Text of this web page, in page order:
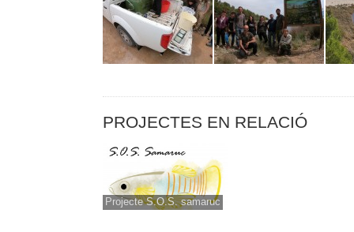
PROJECTES EN RELACIÓ
Projecte S.O.S. samaruc